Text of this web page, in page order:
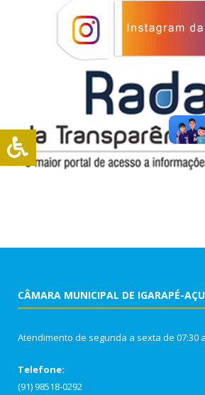
CÂMARA MUNICIPAL DE IGARAPÉ-AÇU
Atendimento de segunda a sexta de 07:30
Telefone:
(91) 98518-0292